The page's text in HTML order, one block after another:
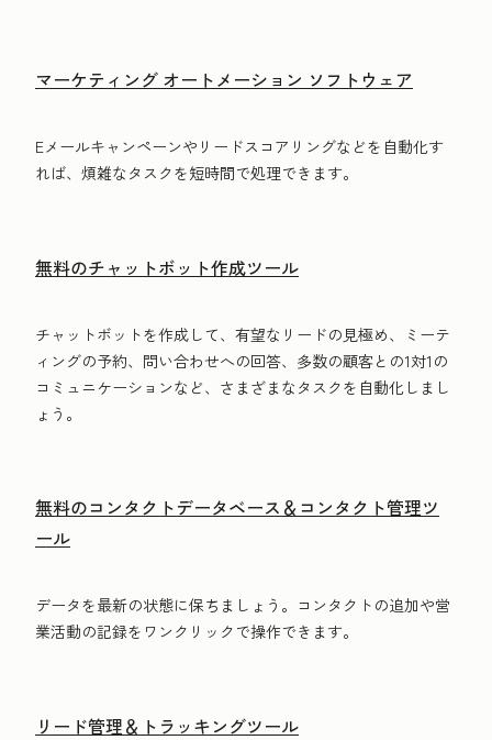
マーケティング オートメーション ソフトウェア
Eメールキャンペーンやリードスコアリングなどを自動化す
れば、煩雑なタスクを短時間で処理できます。
無料のチャットボット作成ツール
チャットボットを作成して、有望なリードの見極め、ミーテ
ィングの予約、問い合わせへの回答、多数の顧客との1対1の
コミュニケーションなど、さまざまなタスクを自動化しまし
ょう。
無料のコンタクトデータベース＆コンタクト管理ツ
ール
データを最新の状態に保ちましょう。コンタクトの追加や営
業活動の記録をワンクリックで操作できます。
リード管理＆トラッキングツール